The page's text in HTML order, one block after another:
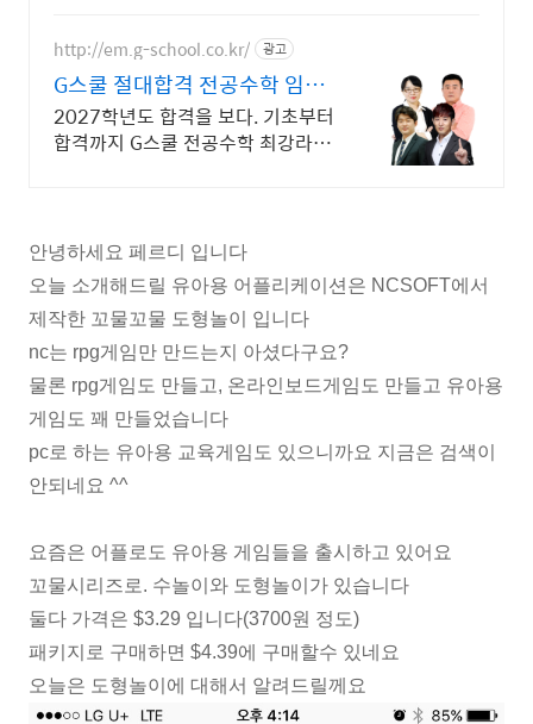
http://em.g-school.co.kr/ 광고
G스쿨 절대합격 전공수학 임용
수학의 절대강자!
2027학년도 합격을 보다. 기초부터
합격까지 G스쿨 전공수학 최강라인
안녕하세요 페르디 입니다
오늘 소개해드릴 유아용 어플리케이션은 NCSOFT에서
제작한 꼬물꼬물 도형놀이 입니다
nc는 rpg게임만 만드는지 아셨다구요?
물론 rpg게임도 만들고, 온라인보드게임도 만들고 유아용
게임도 꽤 만들었습니다
pc로 하는 유아용 교육게임도 있으니까요 지금은 검색이
안되네요 ^^
요즘은 어플로도 유아용 게임들을 출시하고 있어요
꼬물시리즈로. 수놀이와 도형놀이가 있습니다
둘다 가격은 $3.29 입니다(3700원 정도)
패키지로 구매하면 $4.39에 구매할수 있네요
오늘은 도형놀이에 대해서 알려드릴께요